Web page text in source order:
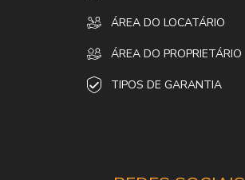
ÁREA DO LOCATÁRIO
ÁREA DO PROPRIETÁRIO
TIPOS DE GARANTIA